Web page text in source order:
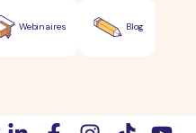
Blog
Webinaires